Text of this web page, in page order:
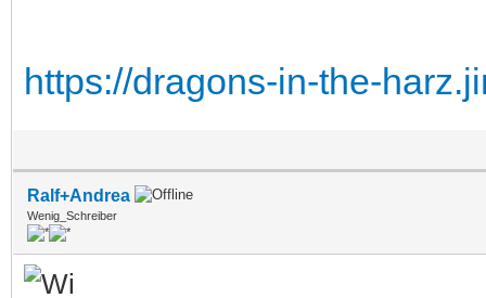
https://dragons-in-the-
Ralf+Andrea
Wenig_Schreiber